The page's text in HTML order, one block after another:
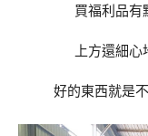
買福利品有
上方還細心
好的東西就是